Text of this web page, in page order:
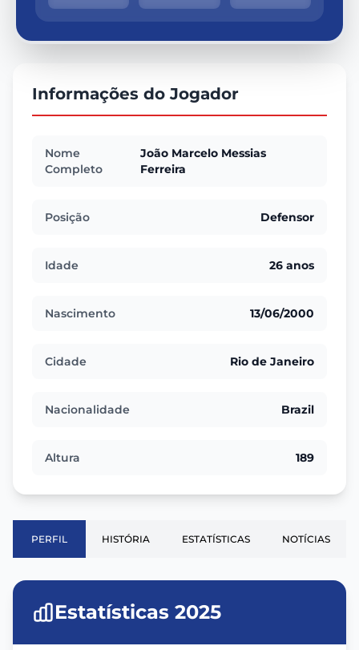
Informações do Jogador
Nome
Completo
João Marcelo Messias
Ferreira
Posição Defensor
Idade 26 anos
Nascimento 13/06/2000
Cidade Rio de Janeiro
Nacionalidade Brazil
Altura 189
PERFIL HISTÓRIA ESTATÍSTICAS NOTÍCIAS
Estatísticas 2025